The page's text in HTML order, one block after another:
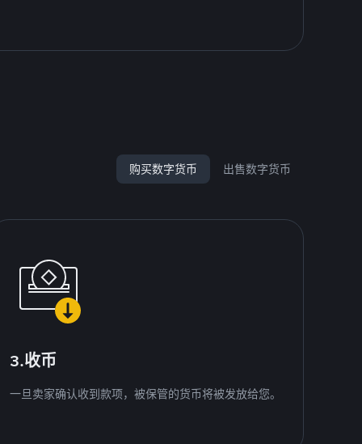
购买数字货币 出售数字货币
3.收币
一旦卖家确认收到款项，被保管的货币将被发放给您。